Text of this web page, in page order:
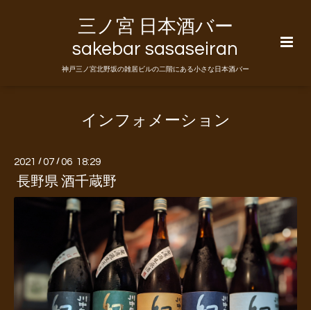
三ノ宮 日本酒バー
sakebar sasaseiran
神戸三ノ宮北野坂の雑居ビルの二階にある小さな日本酒バー
インフォメーション
2021 /07 /06 18:29
長野県 酒千蔵野